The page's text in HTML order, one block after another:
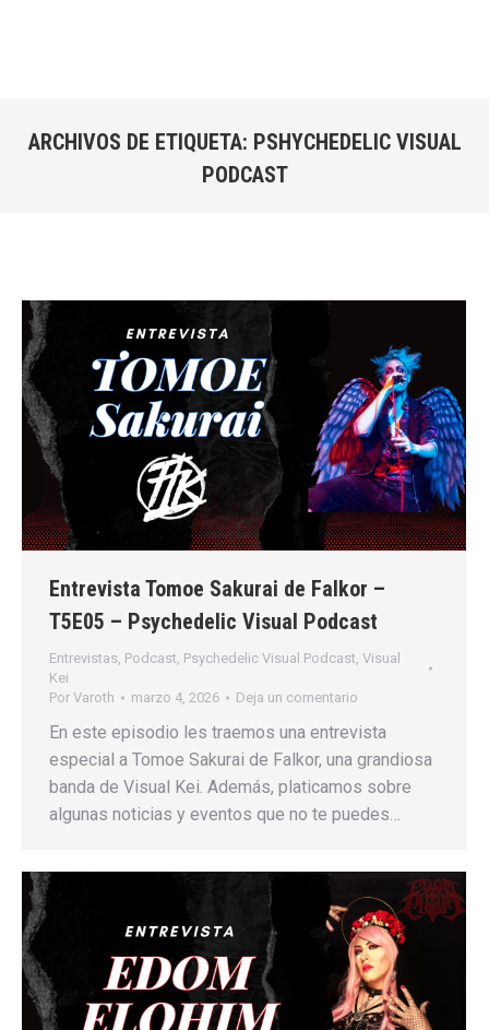
ARCHIVOS DE ETIQUETA: PSHYCHEDELIC VISUAL
PODCAST
Entrevista Tomoe Sakurai de Falkor –
T5E05 – Psychedelic Visual Podcast
Entrevistas, Podcast, Psychedelic Visual Podcast, Visual
Kei
Por Varoth marzo 4, 2026 Deja un comentario
En este episodio les traemos una entrevista
especial a Tomoe Sakurai de Falkor, una grandiosa
banda de Visual Kei. Además, platicamos sobre
algunas noticias y eventos que no te puedes…